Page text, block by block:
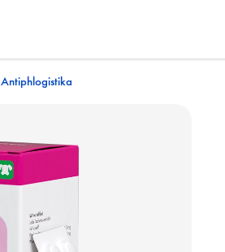
Antiphlogistika